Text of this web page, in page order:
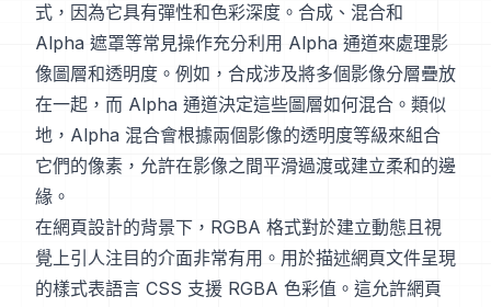
式，因為它具有彈性和色彩深度。合成、混合和
Alpha 遮罩等常見操作充分利用 Alpha 通道來處理影
像圖層和透明度。例如，合成涉及將多個影像分層疊放
在一起，而 Alpha 通道決定這些圖層如何混合。類似
地，Alpha 混合會根據兩個影像的透明度等級來組合
它們的像素，允許在影像之間平滑過渡或建立柔和的邊
緣。
在網頁設計的背景下，RGBA 格式對於建立動態且視
覺上引人注目的介面非常有用。用於描述網頁文件呈現
的樣式表語言 CSS 支援 RGBA 色彩值。這允許網頁